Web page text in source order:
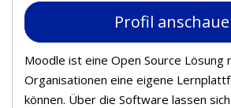
Profil
Moodle ist eine Open Source Lösung
Organisationen eine eigene
können. Über die Software lassen